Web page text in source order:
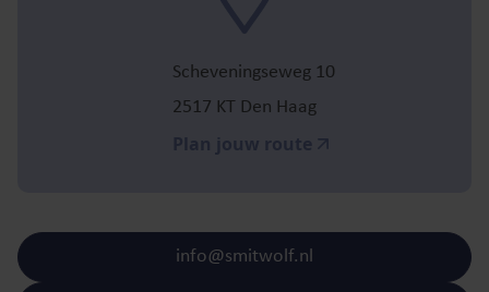
Scheveningseweg 10
2517 KT Den Haag
info@smitwolf.nl